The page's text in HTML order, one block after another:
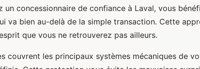
un concessionnaire de confiance à Laval, vous
va bien au-delà de la simple transaction. Cette
que vous ne retrouverez pas ailleurs.
couvrent les principaux systèmes mécaniques de